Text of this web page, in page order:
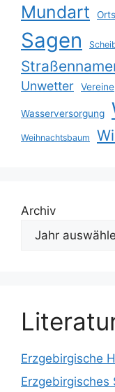
Mundart
Sagen
Unwetter Vereine
Wasserversorgung
Weihnachtsbaum
Archiv
Erzgebirgische